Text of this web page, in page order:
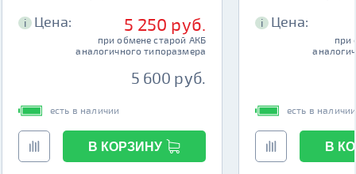
i Цена: 5 250 руб.
при обмене старой АКБ
аналогичного типоразмера
5 600 руб.
есть в наличии
В КОРЗИНУ
i Цена:
при
есть в наличии
В